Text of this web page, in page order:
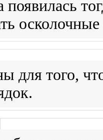
появилась
для того,